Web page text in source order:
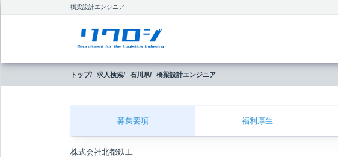
橋梁設計エンジニア
トップ 求人検索 石川県 橋梁設計エンジニア
募集要項 福利厚生
株式会社北都鉄工